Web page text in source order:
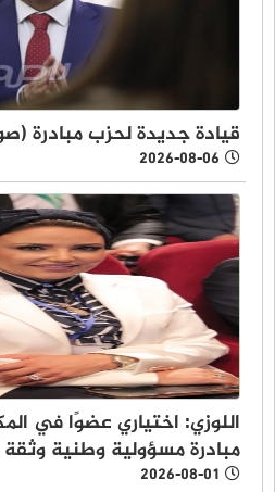
قيادة جديدة لحزب مبادرة
2026-08-06
اللوزي: اختياري عضوًا في
مبادرة مسؤولية وطنية وثقة
2026-08-01